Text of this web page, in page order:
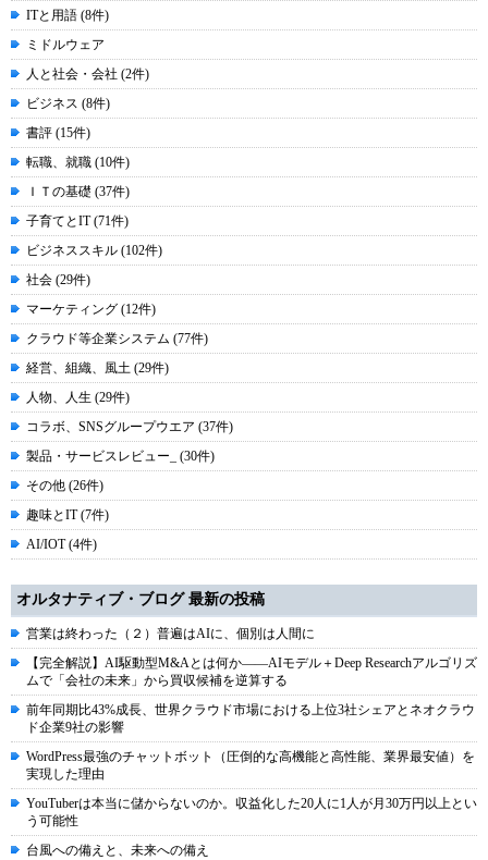
ITと用語 (8件)
ミドルウェア
人と社会・会社 (2件)
ビジネス (8件)
書評 (15件)
転職、就職 (10件)
ＩＴの基礎 (37件)
子育てとIT (71件)
ビジネススキル (102件)
社会 (29件)
マーケティング (12件)
クラウド等企業システム (77件)
経営、組織、風土 (29件)
人物、人生 (29件)
コラボ、SNSグループウエア (37件)
製品・サービスレビュー_ (30件)
その他 (26件)
趣味とIT (7件)
AI/IOT (4件)
オルタナティブ・ブログ 最新の投稿
営業は終わった（２）普遍はAIに、個別は人間に
【完全解説】AI駆動型M&Aとは何か――AIモデル＋Deep Researchアルゴリズ
ムで「会社の未来」から買収候補を逆算する
前年同期比43%成長、世界クラウド市場における上位3社シェアとネオクラウ
ド企業9社の影響
WordPress最強のチャットボット（圧倒的な高機能と高性能、業界最安値）を
実現した理由
YouTuberは本当に儲からないのか。収益化した20人に1人が月30万円以上とい
う可能性
台風への備えと、未来への備え